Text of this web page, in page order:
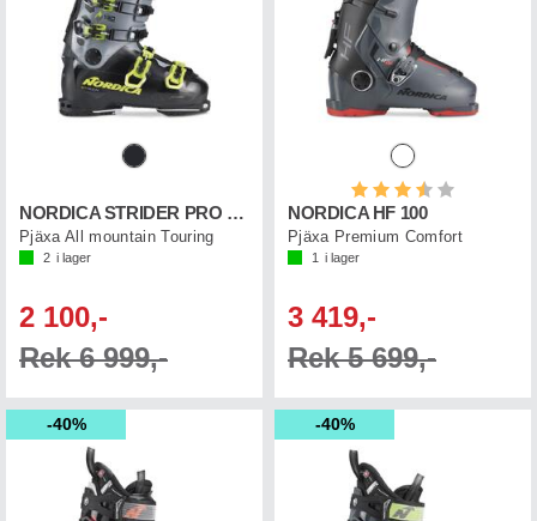
NORDICA STRIDER PRO 130 DYN
Pjäxa All mountain Touring
2 i lager
2 100,-
Rek 6 999,-
Betyg:
NORDICA HF 100
Pjäxa Premium Comfort
1 i lager
3 419,-
Rek 5 699,-
40% 40%